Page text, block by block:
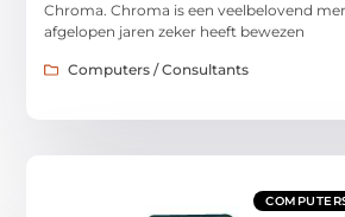
Chroma. Chroma is een veelbelovend
afgelopen jaren zeker heeft bewezen
Computers / Consultants